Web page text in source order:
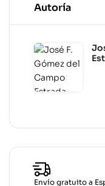
Autoría
Envío gratuito a